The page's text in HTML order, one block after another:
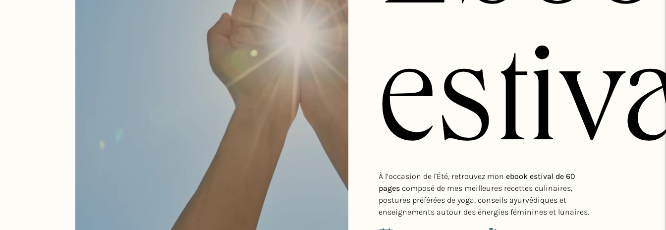
À l’occasion de l'Été, retrouvez mon ebook estival de 60
pagescomposé de mes meilleures recettes culinaires,
postures préférées de yoga, conseils ayurvédiques et
enseignements autour des énergies féminines et lunaires.